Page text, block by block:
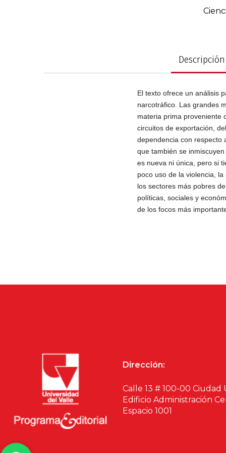
Descripción
El texto ofrece un análisis
narcotráfico. Las grandes
materia prima proveniente
circuitos de exportación,
dependencia con respecto
que también se
es nueva ni única, pero si
poco uso de la violencia,
los sectores más pobres
políticas, sociales y
de los focos más
Dirección:
Calle 13 # 100-00
Edificio Administración
Espacio 1001